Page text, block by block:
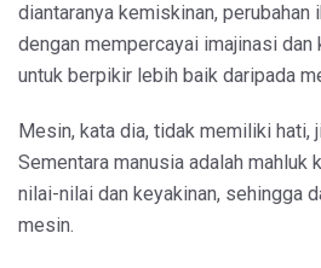
diantaranya kemiskinan,
dengan mempercayai imajinasi dan
untuk berpikir lebih baik daripada
Mesin, kata dia, tidak memiliki hati,
Sementara manusia adalah mahluk
nilai-nilai dan keyakinan, sehingga
mesin.